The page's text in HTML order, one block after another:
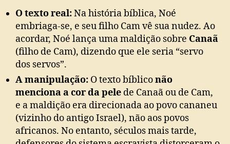
O texto real:Na história bíblica, Noé
embriaga-se, e seu filho Cam vê sua nudez. Ao
acordar, Noé lança uma maldição sobre Canaã
(filho de Cam), dizendo que ele seria “servo
dos servos”.
A manipulação: O texto bíbliconão
menciona a cor da pele de Canaã ou de Cam,
e a maldição era direcionada ao povo cananeu
(vizinho do antigo Israel), não aos povos
africanos. No entanto, séculos mais tarde,